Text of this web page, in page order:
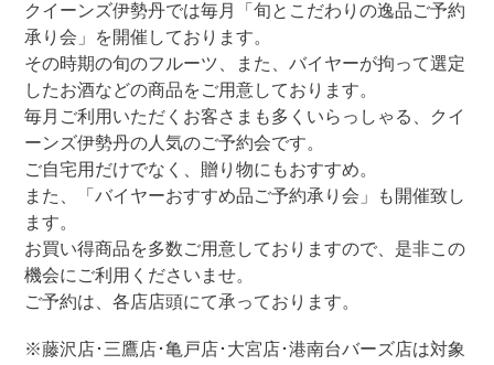
クイーンズ伊勢丹では毎月「旬とこだわりの逸品ご予約
承り会」を開催しております。
その時期の旬のフルーツ、また、バイヤーが拘って選定
したお酒などの商品をご用意しております。
毎月ご利用いただくお客さまも多くいらっしゃる、クイ
ーンズ伊勢丹の人気のご予約会です。
ご自宅用だけでなく、贈り物にもおすすめ。
また、「バイヤーおすすめ品ご予約承り会」も開催致し
ます。
お買い得商品を多数ご用意しておりますので、是非この
機会にご利用くださいませ。
ご予約は、各店店頭にて承っております。
※藤沢店･三鷹店･亀戸店･大宮店･港南台バーズ店は対象